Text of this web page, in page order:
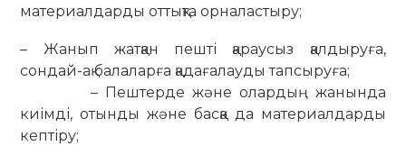
материалдарды оттықта орналастыру;
– Жанып жатқан пешті қараусыз қалдыруға,
сондай-ақ балаларға қадағалауды тапсыруға;
– Пештерде және олардың жанында
киімді, отынды және басқа да материалдарды
кептіру;